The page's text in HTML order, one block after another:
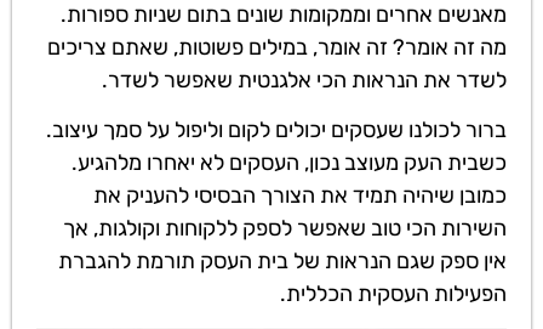
מאנשים אחרים וממקומות שונים בתום שניות ספורות.
מה זה אומר? זה אומר, במילים פשוטות, שאתם צריכים
לשדר את הנראות הכי אלגנטית שאפשר לשדר.
ברור לכולנו שעסקים יכולים לקום וליפול על סמך עיצוב.
כשבית העק מעוצב נכון, העסקים לא יאחרו מלהגיע.
כמובן שיהיה תמיד את הצורך הבסיסי להעניק את
השירות הכי טוב שאפשר לספק ללקוחות וקולגות, אך
אין ספק שגם הנראות של בית העסק תורמת להגברת
הפעילות העסקית הכללית.